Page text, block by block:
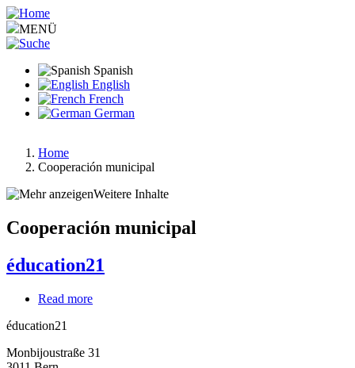
Pasar
al
contenido
MENÜ
Spanish
English
French
German
Ruta
de
Home
Cooperación municipal
Weitere Inhalte
Cooperación municipal
éducation21
Read more
éducation21
Monbijoustraße 31